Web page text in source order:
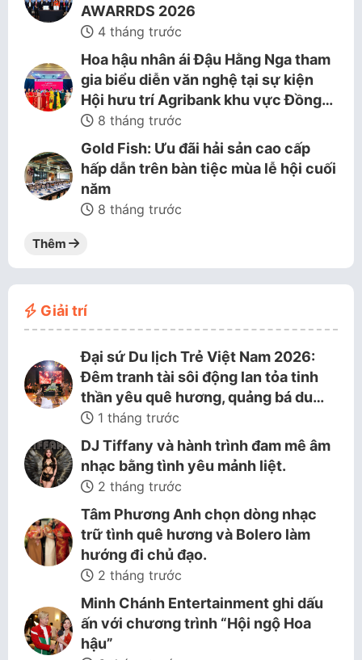
AWARRDS 2026
4 tháng trước
Hoa hậu nhân ái Đậu Hằng Nga tham
gia biểu diễn văn nghệ tại sự kiện
Hội hưu trí Agribank khu vực Đồng…
8 tháng trước
Gold Fish: Ưu đãi hải sản cao cấp
hấp dẫn trên bàn tiệc mùa lễ hội cuối
năm
8 tháng trước
Thêm
Giải trí
Đại sứ Du lịch Trẻ Việt Nam 2026:
Đêm tranh tài sôi động lan tỏa tinh
thần yêu quê hương, quảng bá du…
1 tháng trước
DJ Tiffany và hành trình đam mê âm
nhạc bằng tình yêu mảnh liệt.
2 tháng trước
Tâm Phương Anh chọn dòng nhạc
trữ tình quê hương và Bolero làm
hướng đi chủ đạo.
2 tháng trước
Minh Chánh Entertainment ghi dấu
ấn với chương trình “Hội ngộ Hoa
hậu”